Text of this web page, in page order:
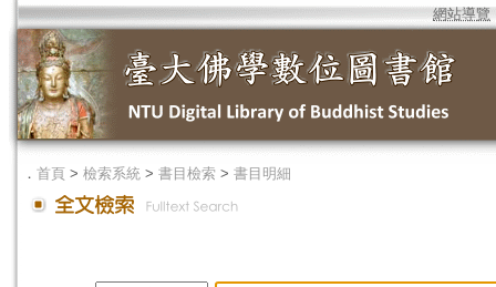
網站導覽
． 首頁 > 檢索系統 > 書目檢索 > 書目明細